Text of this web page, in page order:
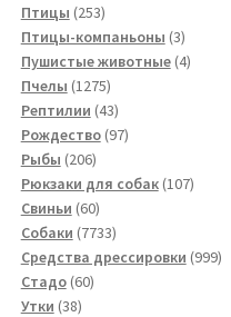
товаров
Птицы 253253
товара
Птицы-компаньоны 33
товара
Пушистые животные 44
Пчелы 12751275
товаров
Рептилии 4343
товара
Рождество 9797
Рыбы 206206
товаров
Рюкзаки для собак 107107
Свиньи 6060
товаров
Собаки 77337733
товара
Средства дрессировки 999999
Стадо 6060
Утки 3838